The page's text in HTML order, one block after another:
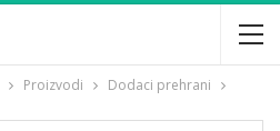
Proizvodi Dodaci prehrani